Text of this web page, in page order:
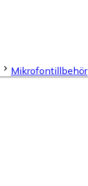
Mikrofontillbehör